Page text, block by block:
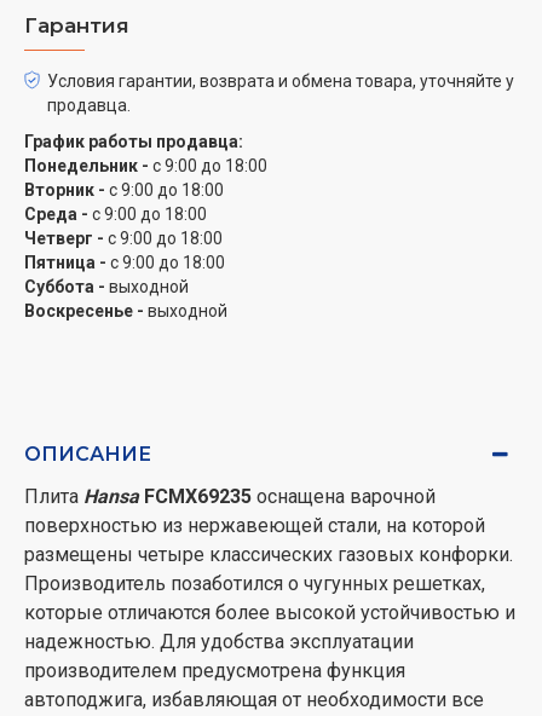
Гарантия
Условия гарантии, возврата и обмена товара, уточняйте у
продавца.
График работы продавца:
Понедельник - с 9:00 до 18:00
Вторник - с 9:00 до 18:00
Среда - с 9:00 до 18:00
Четверг - с 9:00 до 18:00
Пятница - с 9:00 до 18:00
Суббота - выходной
Воскресенье - выходной
ОПИСАНИЕ
Плита HansaFCMX69235 оснащена варочной
поверхностью из нержавеющей стали, на которой
размещены четыре классических газовых конфорки.
Производитель позаботился о чугунных решетках,
которые отличаются более высокой устойчивостью и
надежностью. Для удобства эксплуатации
производителем предусмотрена функция
автоподжига, избавляющая от необходимости все